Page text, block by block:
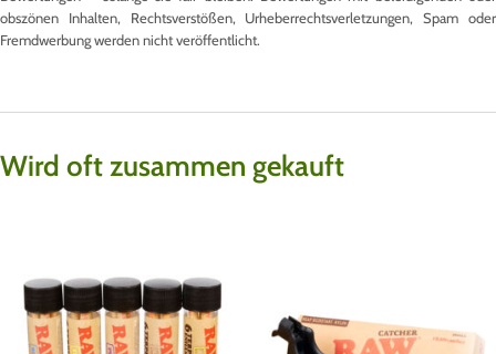
obszönen Inhalten, Rechtsverstößen, Urheberrechtsverletzungen, Spam oder
Fremdwerbung werden nicht veröffentlicht.
Wird oft zusammen gekauft